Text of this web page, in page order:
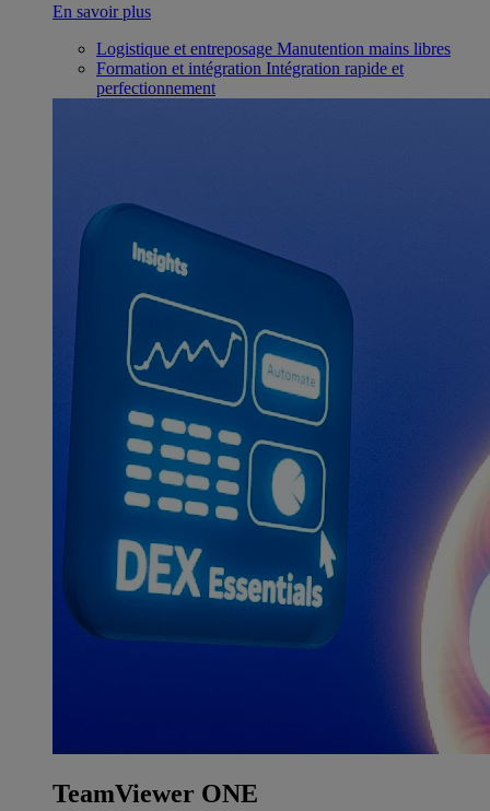
En savoir plus
Logistique et entreposage Manutention mains libres
Formation et intégration Intégration rapide et
perfectionnement
TeamViewer ONE